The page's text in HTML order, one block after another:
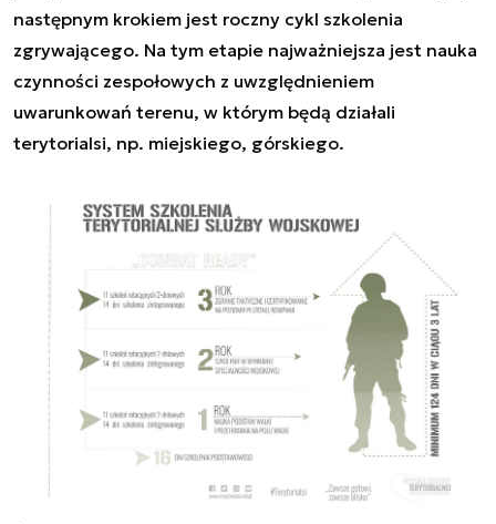
następnym krokiem jest roczny cykl szkolenia
zgrywającego. Na tym etapie najważniejsza jest nauka
czynności zespołowych z uwzględnieniem
uwarunkowań terenu, w którym będą działali
terytorialsi, np. miejskiego, górskiego.